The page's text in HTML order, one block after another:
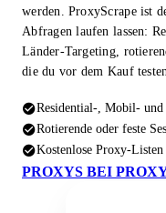
werden. ProxyScrape ist
Abfragen laufen lassen:
Länder-Targeting,
die du vor dem Kauf
Residential-, Mobil- und
Rotierende oder feste
Kostenlose Proxy-
PROXYS BEI